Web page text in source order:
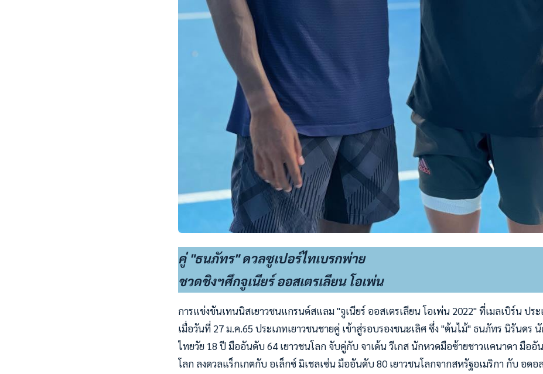
คู่ "ธนภัทร" ดวลซูเปอร์ไทเบรกพ่าย
ชวดชิงฯศึกจูเนียร์ ออสเตรเลียน โอเพ่น
การแข่งขันเทนนิสเยาวชนแกรนด์สแลม "จูเนียร์ ออสเตรเลียน โอเพ่น 2022" ที่เมลเบิร์น ประ
เมื่อวันที่ 27 ม.ค.65 ประเภทเยาวชนชายคู่ เข้าสู่รอบรองชนะเลิศ ซึ่ง "ต้นไม้" ธนภัทร นิรันดร
ไทยวัย 18 ปี มืออันดับ 64 เยาวชนโลก จับคู่กับ จาเด้น วีเกส นักหวดมือซ้ายชาวแคนาดา มืออั
โลก ลงดวลแร็กเกตกับ อเล็กซ์ มิเชลเซ่น มืออันดับ 80 เยาวชนโลกจากสหรัฐอเมริกา กับ อด